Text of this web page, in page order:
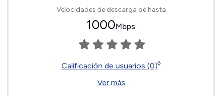
Velocidades de descarga de hasta
1000Mbps
Calificación de usuarios (0)◊
Ver más